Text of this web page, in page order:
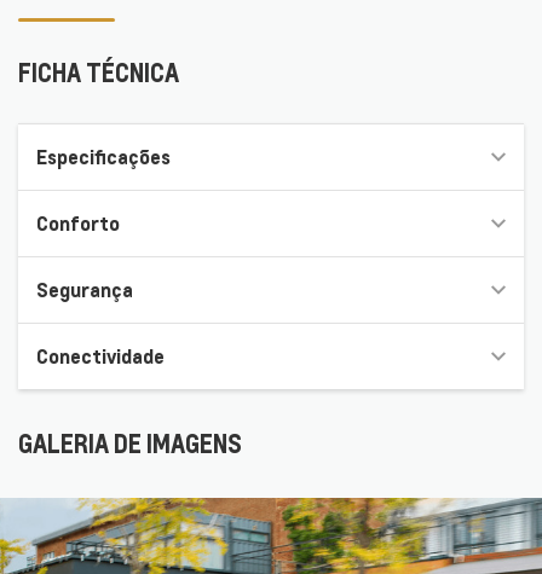
FICHA TÉCNICA
Especificações
Conforto
Segurança
Conectividade
GALERIA DE IMAGENS